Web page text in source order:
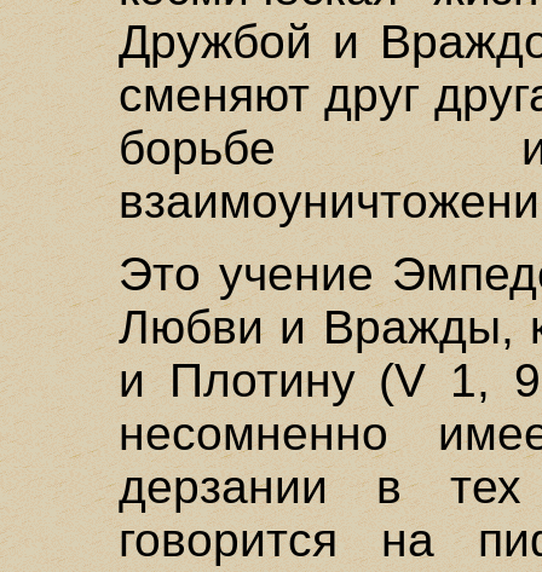
Дружбой и
сменяют друг
борьбе и
Это учение
Любви и Вражды,
и Плотину (V 1,
несомненно
дерзании в тех
говорится на